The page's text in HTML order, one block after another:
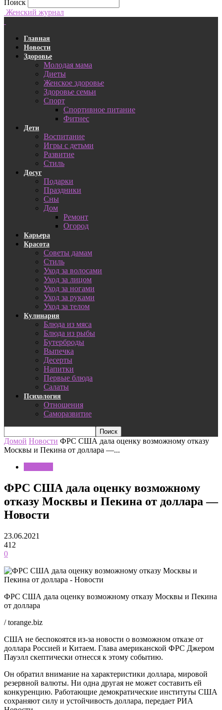
Поиск
Женский журнал
Главная
Новости
Здоровье
Молодая мама
Диеты
Женское здоровье
Здоровье семьи
Спорт
Спортивное питание
Фитнес
Дети
Воспитание
Игры с детьми
Развитие
Стиль
Досуг
Подарки
Праздники
Сны
Дом
Ремонт
Огород
Карьера
Красота
Советы дамам
Стиль
Уход за волосами
Уход за лицом
Уход за ногами
Уход за руками
Уход за телом
Кулинария
Блюда из мяса
Блюда из рыбы
Бутерброды
Выпечка
Десерты
Напитки
Первые блюда
Салаты
Психология
Отношения
Саморазвитие
Домой Новости ФРС США дала оценку возможному отказу
Москвы и Пекина от доллара —...
ФРС США дала оценку возможному
отказу Москвы и Пекина от доллара —
Новости
23.06.2021
412
0
ФРС США дала оценку возможному отказу Москвы и Пекина
от доллара
/ torange.biz
США не беспокоятся из-за новости о возможном отказе от
доллара Россией и Китаем. Глава американской ФРС Джером
Пауэлл скептически отнесся к этому событию.
Он обратил внимание на характеристики доллара, мировой
резервной валюты. Ни одна другая не может составить ей
конкуренцию. Работающие демократические институты США
сохраняют силу и устойчивость доллара, передает РИА